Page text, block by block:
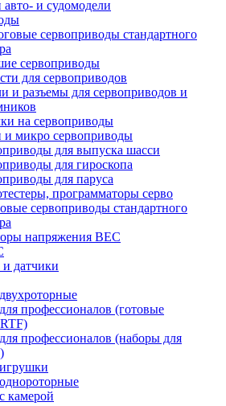
и судомодели
сервоприводы стандартного
сервоприводы
для сервоприводов
и разъемы для сервоприводов и
на сервоприводы
микро сервоприводы
для выпуска шасси
для гироскопа
для паруса
программаторы серво
сервоприводы стандартного
напряжения BEC
и датчики
профессионалов (готовые
профессионалов (наборы для
камерой